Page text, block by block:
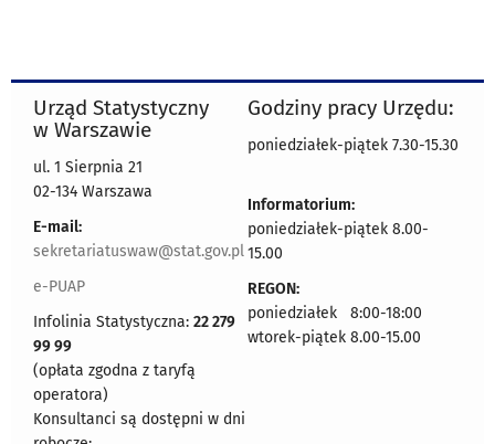
Urząd Statystyczny
w Warszawie
ul. 1 Sierpnia 21
02-134 Warszawa
E-mail:
sekretariatuswaw@stat.gov.pl
e-PUAP
Infolinia Statystyczna: 22 279
99 99
(opłata zgodna z taryfą
operatora)
Konsultanci są dostępni w dni
Godziny pracy Urzędu:
poniedziałek-piątek 7.30-15.30
Informatorium:
poniedziałek-piątek 8.00-
15.00
REGON:
poniedziałek 8:00-18:00
wtorek-piątek 8.00-15.00